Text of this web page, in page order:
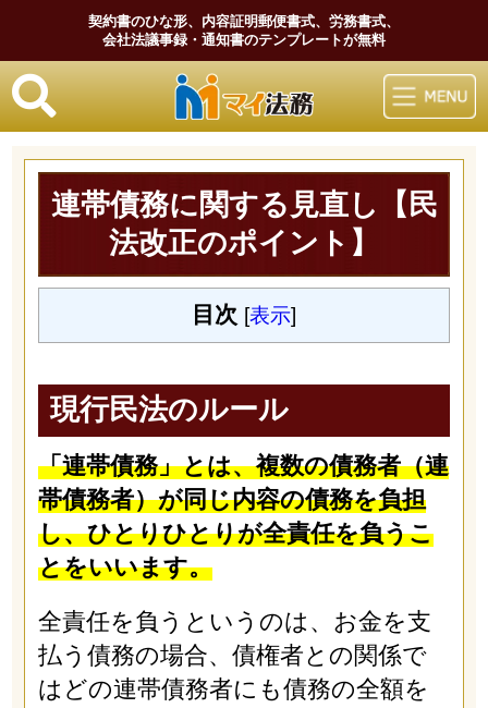
契約書のひな形、内容証明郵便書式、労務書式、
会社法議事録・通知書のテンプレートが無料
マイ法務
連帯債務に関する見直し【民
法改正のポイント】
目次 [表示]
現行民法のルール
「連帯債務」とは、複数の債務者（連
帯債務者）が同じ内容の債務を負担
し、ひとりひとりが全責任を負うこ
とをいいます。
全責任を負うというのは、お金を支
払う債務の場合、債権者との関係で
はどの連帯債務者にも債務の全額を